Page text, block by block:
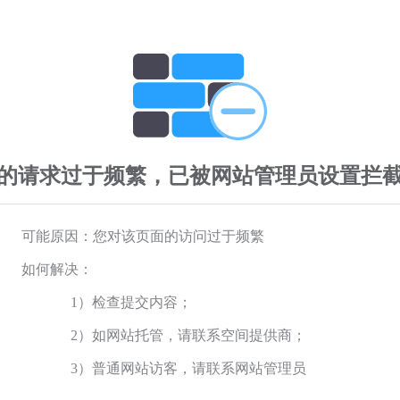
请求过于频繁，已被网站管理员设置拦
可能原因：您对该页面的访问过于频繁
如何解决：
1）检查提交内容；
2）如网站托管，请联系空间提供商；
3）普通网站访客，请联系网站管理员